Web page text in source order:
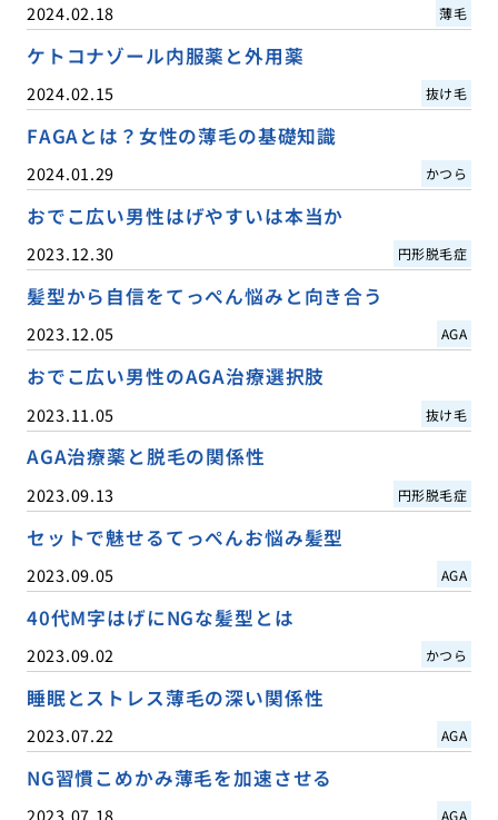
2024.02.18 薄毛
ケトコナゾール内服薬と外用薬
2024.02.15 抜け毛
FAGAとは？女性の薄毛の基礎知識
2024.01.29 かつら
おでこ広い男性はげやすいは本当か
2023.12.30 円形脱毛症
髪型から自信をてっぺん悩みと向き合う
2023.12.05 AGA
おでこ広い男性のAGA治療選択肢
2023.11.05 抜け毛
AGA治療薬と脱毛の関係性
2023.09.13 円形脱毛症
セットで魅せるてっぺんお悩み髪型
2023.09.05 AGA
40代M字はげにNGな髪型とは
2023.09.02 かつら
睡眠とストレス薄毛の深い関係性
2023.07.22 AGA
NG習慣こめかみ薄毛を加速させる
2023.07.18 AGA